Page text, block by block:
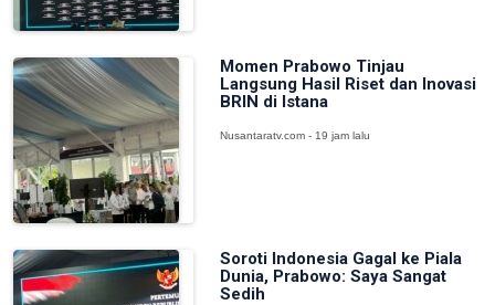
Momen Prabowo Tinjau
Langsung Hasil Riset dan Inovasi
BRIN di Istana
Nusantaratv.com - 19 jam lalu
Soroti Indonesia Gagal ke Piala
Dunia, Prabowo: Saya Sangat
Sedih